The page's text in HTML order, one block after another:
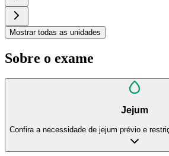
Mostrar todas as unidades
Sobre o exame
Jejum
Confira a necessidade de jejum prévio e